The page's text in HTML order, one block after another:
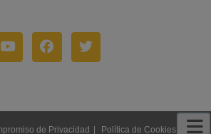
de Privacidad Política de Cookies